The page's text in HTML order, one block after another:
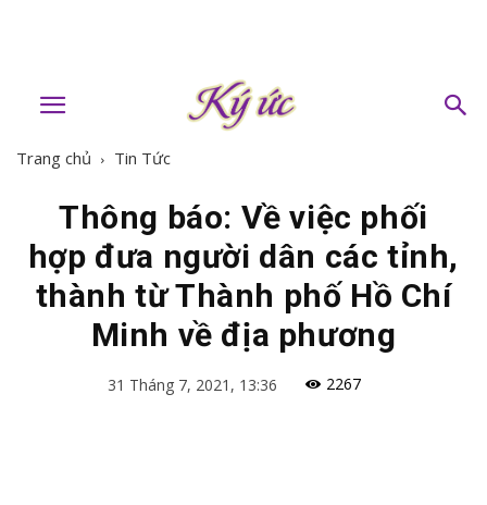
Trang chủ Tin Tức
Thông báo: Về việc phối
hợp đưa người dân các tỉnh,
thành từ Thành phố Hồ Chí
Minh về địa phương
31 Tháng 7, 2021, 13:36 2267